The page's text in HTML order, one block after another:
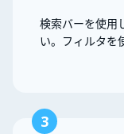
検索バーを使用
い。フィルタを
3